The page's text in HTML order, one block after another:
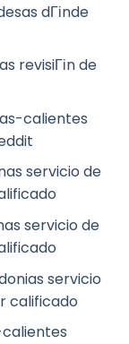
dГіnde
revisiГіn de
calientes
servicio de
servicio de
servicio
calificado